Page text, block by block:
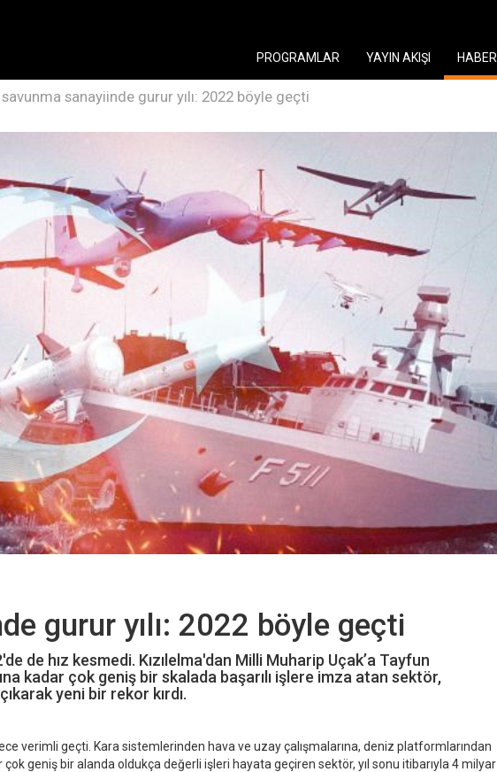
PROGRAMLAR YAYIN AKIŞI HABER
savunma sanayiinde gurur yılı: 2022 böyle geçti
gurur yılı: 2022 böyle geçti
de hız kesmedi. Kızılelma'dan Milli Muharip Uçak’a Tayfun
kadar çok geniş bir skalada başarılı işlere imza atan sektör,
yeni bir rekor kırdı.
verimli geçti. Kara sistemlerinden hava ve uzay çalışmalarına, deniz platformlarından
geniş bir alanda oldukça değerli işleri hayata geçiren sektör, yıl sonu itibarıyla 4 milyar